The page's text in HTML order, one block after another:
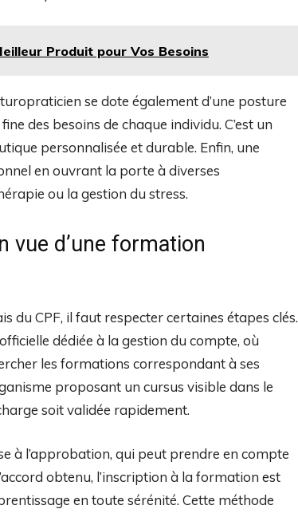
Produit pour Vos Besoins
se dote également d’une posture
des besoins de chaque individu. C’est un
personnalisée et durable. Enfin, une
en ouvrant la porte à diverses
ou la gestion du stress.
vue d’une formation
du CPF, il faut respecter certaines étapes clés.
dédiée à la gestion du compte, où
les formations correspondant à ses
proposant un cursus visible dans le
soit validée rapidement.
à l’approbation, qui peut prendre en compte
obtenu, l’inscription à la formation est
en toute sérénité. Cette méthode